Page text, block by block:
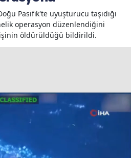
Pasifik'te uyuşturucu taşıdığı
operasyon düzenlendiğini
öldürüldüğü bildirildi.